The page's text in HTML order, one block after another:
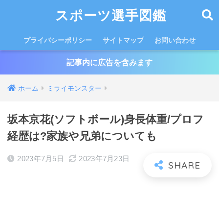
スポーツ選手図鑑
プライバシーポリシー サイトマップ お問い合わせ
記事内に広告を含みます
ホーム ミライモンスター
坂本京花(ソフトボール)身長体重/プロフ
経歴は?家族や兄弟についても
2023年7月5日 2023年7月23日